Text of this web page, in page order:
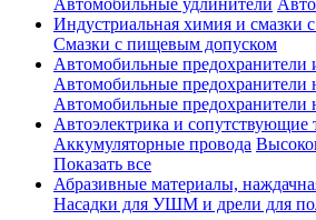
Автомобильные удлинители
Индустриальная химия и смазки
Смазки с пищевым допуском
Автомобильные предохранители
Автомобильные предохранители
Автомобильные предохранители
Автоэлектрика и сопутствующие
Аккумуляторные провода
Показать все
Абразивные материалы,
Насадки для УШМ и дрели для